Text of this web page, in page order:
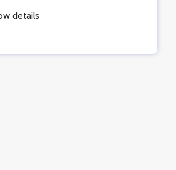
details